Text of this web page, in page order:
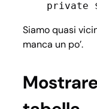
Siamo quasi
manca un po’.